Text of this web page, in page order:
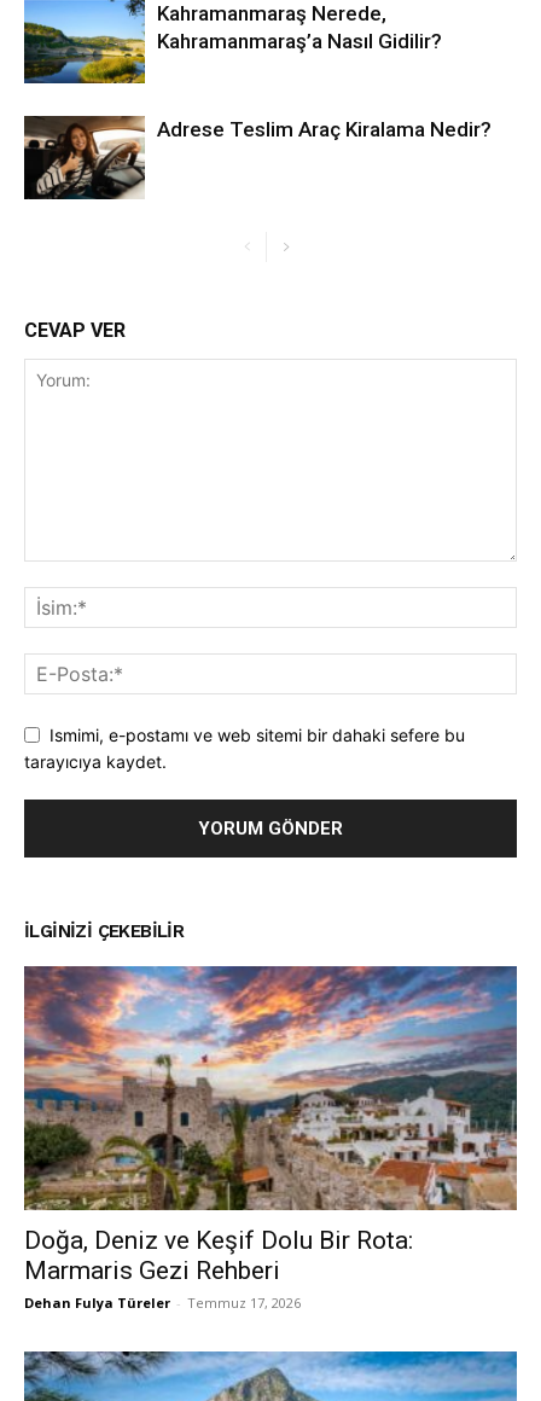
Kahramanmaraş Nerede,
Kahramanmaraş’a Nasıl Gidilir?
Adrese Teslim Araç Kiralama Nedir?
CEVAP VER
Ismimi, e-postamı ve web sitemi bir dahaki sefere bu
tarayıcıya kaydet.
İLGINIZI ÇEKEBILIR
Doğa, Deniz ve Keşif Dolu Bir Rota:
Marmaris Gezi Rehberi
Dehan Fulya Türeler - Temmuz 17, 2026